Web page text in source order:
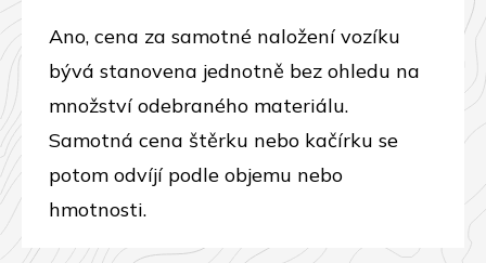
Ano, cena za samotné naložení vozíku
bývá stanovena jednotně bez ohledu na
množství odebraného materiálu.
Samotná cena štěrku nebo kačírku se
potom odvíjí podle objemu nebo
hmotnosti.